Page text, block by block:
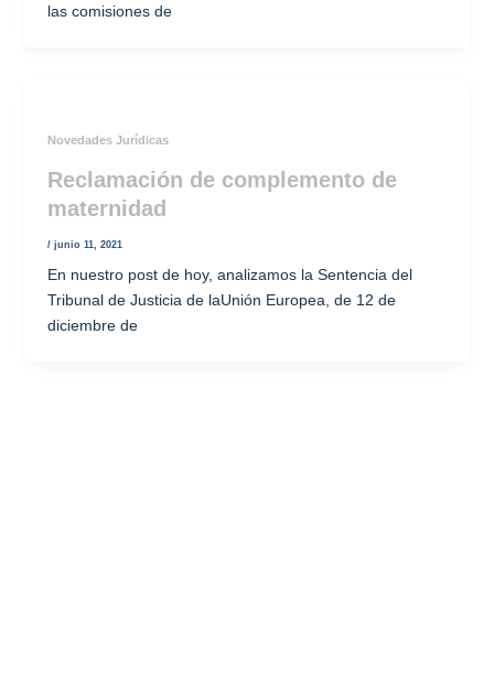
las comisiones de
Novedades Jurídicas
Reclamación de complemento de
maternidad
/ junio 11, 2021
En nuestro post de hoy, analizamos la Sentencia del
Tribunal de Justicia de laUnión Europea, de 12 de
diciembre de